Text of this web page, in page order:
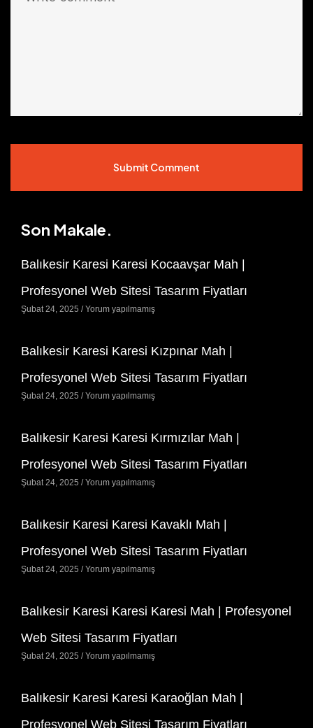
Submit Comment
Son Makale.
Balıkesir Karesi Karesi Kocaavşar Mah |
Profesyonel Web Sitesi Tasarım Fiyatları
Şubat 24, 2025 Yorum yapılmamış
Balıkesir Karesi Karesi Kızpınar Mah |
Profesyonel Web Sitesi Tasarım Fiyatları
Şubat 24, 2025 Yorum yapılmamış
Balıkesir Karesi Karesi Kırmızılar Mah |
Profesyonel Web Sitesi Tasarım Fiyatları
Şubat 24, 2025 Yorum yapılmamış
Balıkesir Karesi Karesi Kavaklı Mah |
Profesyonel Web Sitesi Tasarım Fiyatları
Şubat 24, 2025 Yorum yapılmamış
Balıkesir Karesi Karesi Karesi Mah | Profesyonel
Web Sitesi Tasarım Fiyatları
Şubat 24, 2025 Yorum yapılmamış
Balıkesir Karesi Karesi Karaoğlan Mah |
Profesyonel Web Sitesi Tasarım Fiyatları